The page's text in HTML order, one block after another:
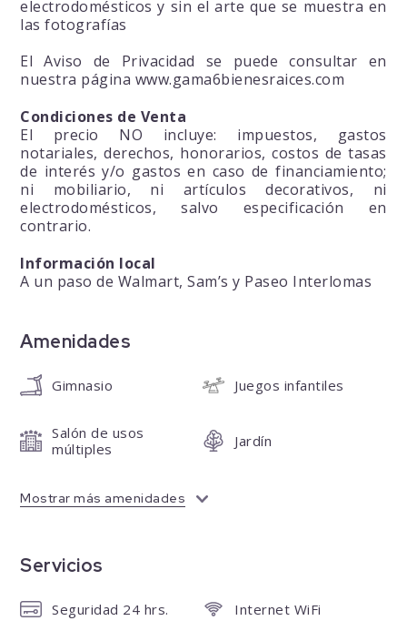
electrodomésticos y sin el arte que se muestra en
las fotografías
El Aviso de Privacidad se puede consultar en
nuestra página www.gama6bienesraices.com
Condiciones de Venta
El precio NO incluye: impuestos, gastos
notariales, derechos, honorarios, costos de tasas
de interés y/o gastos en caso de financiamiento;
ni mobiliario, ni artículos decorativos, ni
electrodomésticos, salvo especificación en
contrario.
Información local
A un paso de Walmart, Sam’s y Paseo Interlomas
Amenidades
Gimnasio Juegos infantiles
Salón de usos
múltiples
Jardín
Mostrar más amenidades
Servicios
Seguridad 24 hrs. Internet WiFi